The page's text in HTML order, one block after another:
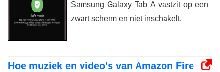
Samsung Galaxy Tab A vastzit op een
zwart scherm en niet inschakelt.
Hoe muziek en video's van Amazon Fire